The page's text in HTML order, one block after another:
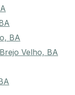
BA
Velho, BA